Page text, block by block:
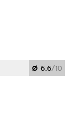
Ø 6.6/10